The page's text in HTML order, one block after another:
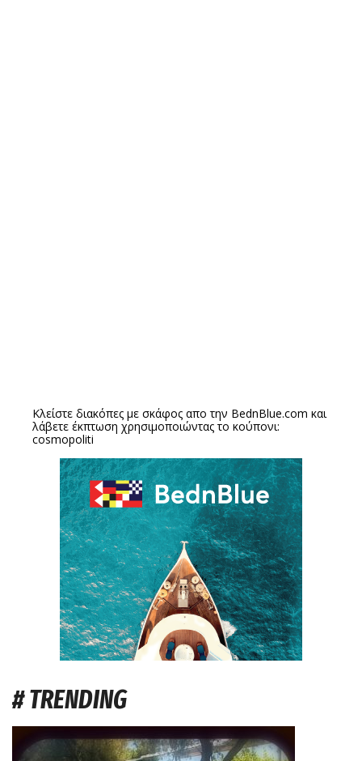
Κλείστε διακόπες με σκάφος απο την BednBlue.com και
λάβετε έκπτωση χρησιμοποιώντας το κούπονι:
cosmopoliti
# TRENDING